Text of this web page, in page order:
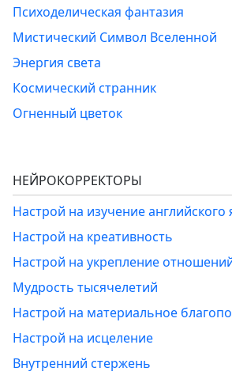
Психоделическая фантазия
Мистический Символ Вселенной
Энергия света
Космический странник
Огненный цветок
НЕЙРОКОРРЕКТОРЫ
Настрой на изучение английского
Настрой на креативность
Настрой на укрепление
Мудрость тысячелетий
Настрой на материальное
Настрой на исцеление
Внутренний стержень